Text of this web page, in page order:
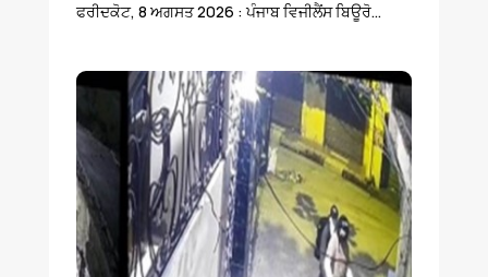
ਫਰੀਦਕੋਟ, 8 ਅਗਸਤ 2026 : ਪੰਜਾਬ ਵਿਜੀਲੈਂਸ ਬਿਊਰੋ...